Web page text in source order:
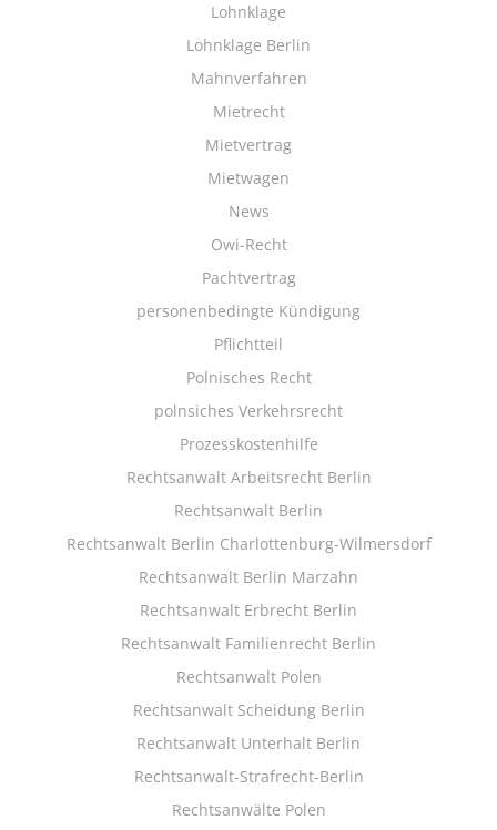
Lohnklage
Lohnklage Berlin
Mahnverfahren
Mietrecht
Mietvertrag
Mietwagen
News
Owi-Recht
Pachtvertrag
personenbedingte Kündigung
Pflichtteil
Polnisches Recht
polnsiches Verkehrsrecht
Prozesskostenhilfe
Rechtsanwalt Arbeitsrecht Berlin
Rechtsanwalt Berlin
Rechtsanwalt Berlin Charlottenburg-Wilmersdorf
Rechtsanwalt Berlin Marzahn
Rechtsanwalt Erbrecht Berlin
Rechtsanwalt Familienrecht Berlin
Rechtsanwalt Polen
Rechtsanwalt Scheidung Berlin
Rechtsanwalt Unterhalt Berlin
Rechtsanwalt-Strafrecht-Berlin
Rechtsanwälte Polen